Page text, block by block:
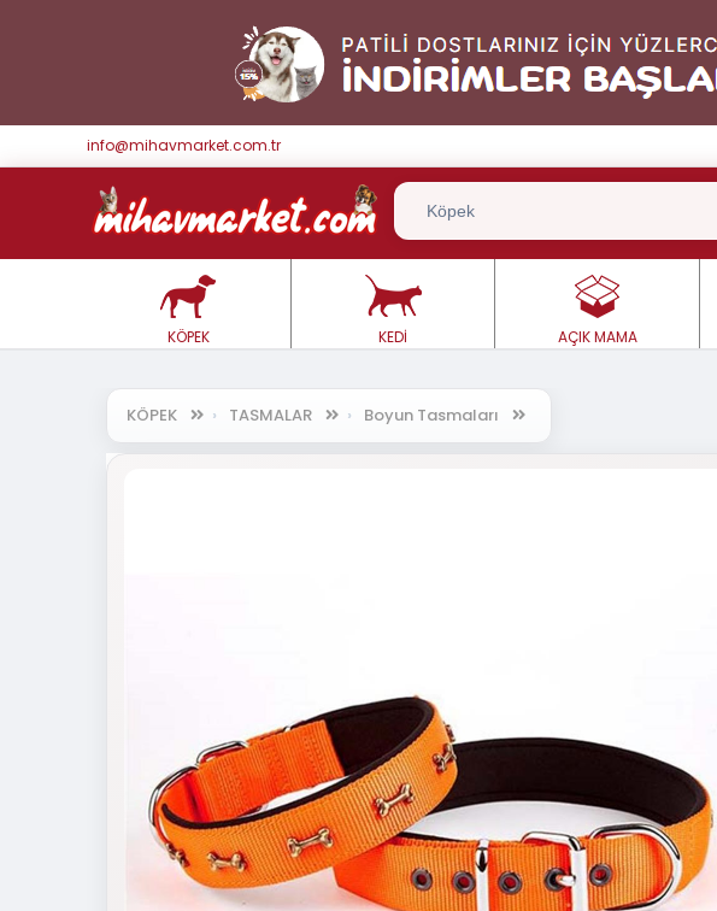
info@mihavmarket.com.tr
KÖPEK KEDİ AÇIK MAMA
KÖPEK TASMALAR Boyun Tasmaları